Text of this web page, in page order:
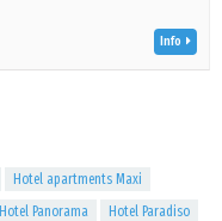
Info
Hotel apartments Maxi
Hotel Panorama
Hotel Paradiso